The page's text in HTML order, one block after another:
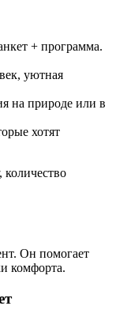
+ программа.
уютная
на природе или в
хотят
Он помогает
комфорта.